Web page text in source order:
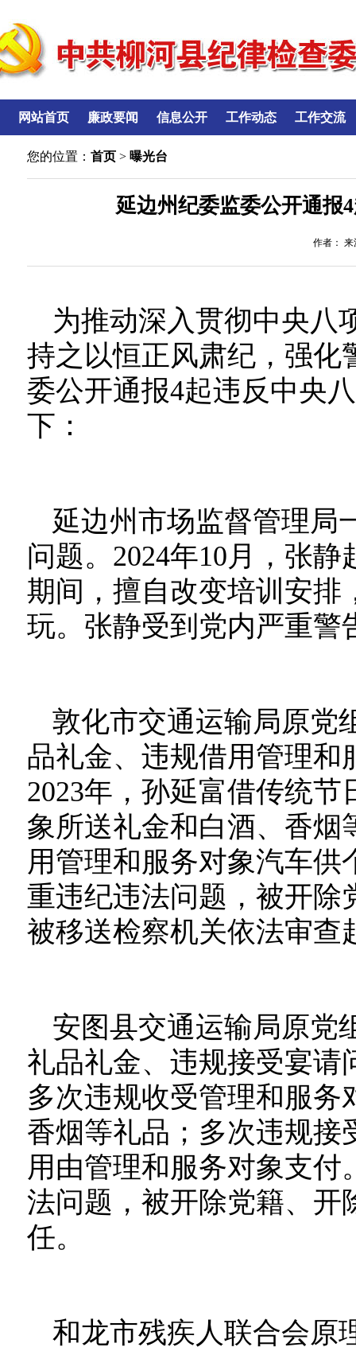
网站首页 廉政要闻 信息公开 工作动态 工作交流
您的位置：首页 >曝光台
延边州纪委监委公开通报
作者： 来
为推动深入贯彻中央八
持之以恒正风肃纪，强化
委公开通报4起违反中央
下：
延边州市场监督管理局
问题。2024年10月，张
期间，擅自改变培训安排
玩。张静受到党内严重警
敦化市交通运输局原党
品礼金、违规借用管理和
2023年，孙延富借传统
象所送礼金和白酒、香烟
用管理和服务对象汽车
重违纪违法问题，被开除
被移送检察机关依法审查
安图县交通运输局原党
礼品礼金、违规接受宴请
多次违规收受管理和服
香烟等礼品；多次违规接
用由管理和服务对象支
法问题，被开除党籍、开
任。
和龙市残疾人联合会原